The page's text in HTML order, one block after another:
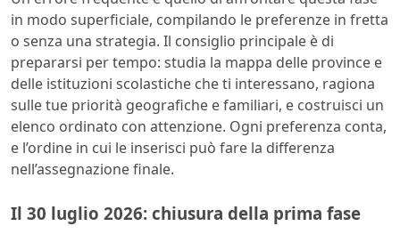
in modo superficiale, compilando le preferenze in fretta
o senza una strategia. Il consiglio principale è di
prepararsi per tempo: studia la mappa delle province e
delle istituzioni scolastiche che ti interessano, ragiona
sulle tue priorità geografiche e familiari, e costruisci un
elenco ordinato con attenzione. Ogni preferenza conta,
e l’ordine in cui le inserisci può fare la differenza
nell’assegnazione finale.
Il 30 luglio 2026: chiusura della prima fase